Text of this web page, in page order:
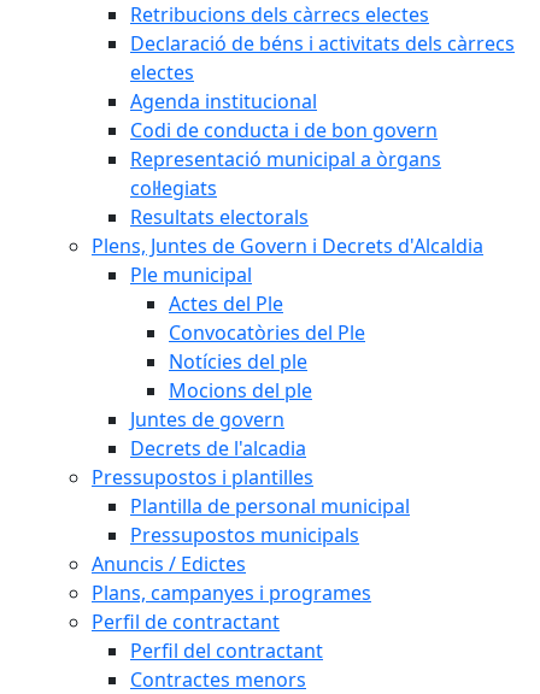
Retribucions dels càrrecs electes
Declaració de béns i activitats dels càrrecs
electes
Agenda institucional
Codi de conducta i de bon govern
Representació municipal a òrgans
col·legiats
Resultats electorals
Plens, Juntes de Govern i Decrets d'Alcaldia
Ple municipal
Actes del Ple
Convocatòries del Ple
Notícies del ple
Mocions del ple
Juntes de govern
Decrets de l'alcadia
Pressupostos i plantilles
Plantilla de personal municipal
Pressupostos municipals
Anuncis / Edictes
Plans, campanyes i programes
Perfil de contractant
Perfil del contractant
Contractes menors